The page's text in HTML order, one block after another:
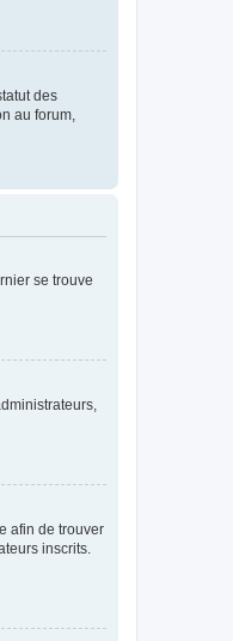
des
au forum,
se trouve
afin de trouver
inscrits.